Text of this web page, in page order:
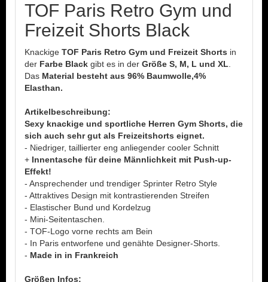
TOF Paris Retro Gym und
Freizeit Shorts Black
Knackige TOF Paris Retro Gym und Freizeit Shorts in
der Farbe Black gibt es in der Größe S, M, L und XL
Das Material besteht aus 96% Baumwolle,4%
Elasthan.
Artikelbeschreibung:
Sexy knackige und sportliche Herren Gym Shorts, die
sich auch sehr gut als Freizeitshorts eignet.
- Niedriger, taillierter eng anliegender cooler Schnitt
+ Innentasche für deine Männlichkeit mit Push-up-
Effekt!
- Ansprechender und trendiger Sprinter Retro Style
- Attraktives Design mit kontrastierenden Streifen
- Elastischer Bund und Kordelzug
- Mini-Seitentaschen.
- TOF-Logo vorne rechts am Bein
- In Paris entworfene und genähte Designer-Shorts.
- Made in in Frankreich
Größen Infos: